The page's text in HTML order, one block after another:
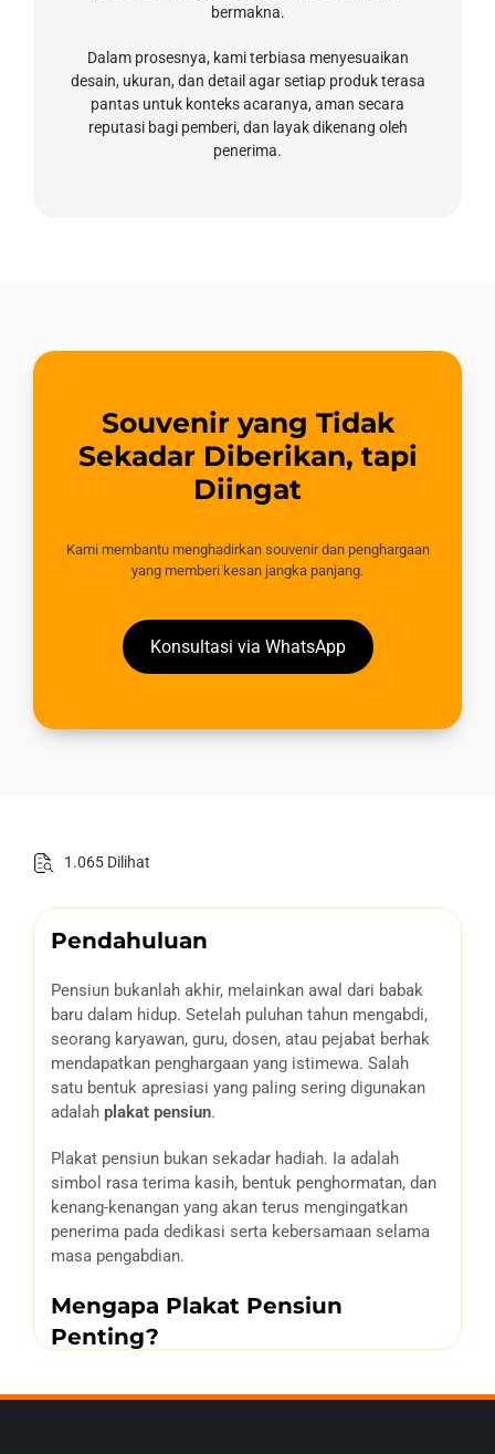
bermakna.
Dalam prosesnya, kami terbiasa menyesuaikan
desain, ukuran, dan detail agar setiap produk terasa
pantas untuk konteks acaranya, aman secara
reputasi bagi pemberi, dan layak dikenang oleh
penerima.
Souvenir yang Tidak
Sekadar Diberikan, tapi
Diingat
Kami membantu menghadirkan souvenir dan penghargaan
yang memberi kesan jangka panjang.
Konsultasi via WhatsApp
1.065 Dilihat
Pendahuluan
Pensiun bukanlah akhir, melainkan awal dari babak
baru dalam hidup. Setelah puluhan tahun mengabdi,
seorang karyawan, guru, dosen, atau pejabat berhak
mendapatkan penghargaan yang istimewa. Salah
satu bentuk apresiasi yang paling sering digunakan
adalah plakat pensiun.
Plakat pensiun bukan sekadar hadiah. Ia adalah
simbol rasa terima kasih, bentuk penghormatan, dan
kenang-kenangan yang akan terus mengingatkan
penerima pada dedikasi serta kebersamaan selama
masa pengabdian.
Mengapa Plakat Pensiun
Penting?